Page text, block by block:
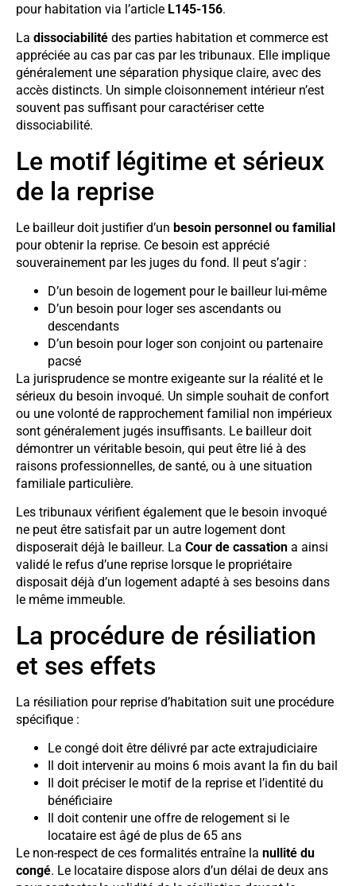
pour habitation via l’article L145-156.
La dissociabilité des parties habitation et commerce est
appréciée au cas par cas par les tribunaux. Elle implique
généralement une séparation physique claire, avec des
accès distincts. Un simple cloisonnement intérieur n’est
souvent pas suffisant pour caractériser cette
dissociabilité.
Le motif légitime et sérieux
de la reprise
Le bailleur doit justifier d’un besoin personnel ou familial
pour obtenir la reprise. Ce besoin est apprécié
souverainement par les juges du fond. Il peut s’agir :
D’un besoin de logement pour le bailleur lui-même
D’un besoin pour loger ses ascendants ou
descendants
D’un besoin pour loger son conjoint ou partenaire
pacsé
La jurisprudence se montre exigeante sur la réalité et le
sérieux du besoin invoqué. Un simple souhait de confort
ou une volonté de rapprochement familial non impérieux
sont généralement jugés insuffisants. Le bailleur doit
démontrer un véritable besoin, qui peut être lié à des
raisons professionnelles, de santé, ou à une situation
familiale particulière.
Les tribunaux vérifient également que le besoin invoqué
ne peut être satisfait par un autre logement dont
disposerait déjà le bailleur. La Cour de cassation a ainsi
validé le refus d’une reprise lorsque le propriétaire
disposait déjà d’un logement adapté à ses besoins dans
le même immeuble.
La procédure de résiliation
et ses effets
La résiliation pour reprise d’habitation suit une procédure
spécifique :
Le congé doit être délivré par acte extrajudiciaire
Il doit intervenir au moins 6 mois avant la fin du bail
Il doit préciser le motif de la reprise et l’identité du
bénéficiaire
Il doit contenir une offre de relogement si le
locataire est âgé de plus de 65 ans
Le non-respect de ces formalités entraîne la nullité du
congé. Le locataire dispose alors d’un délai de deux ans